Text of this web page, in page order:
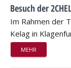
Besuch der
Im Rahmen der
Kelag in
MEHR